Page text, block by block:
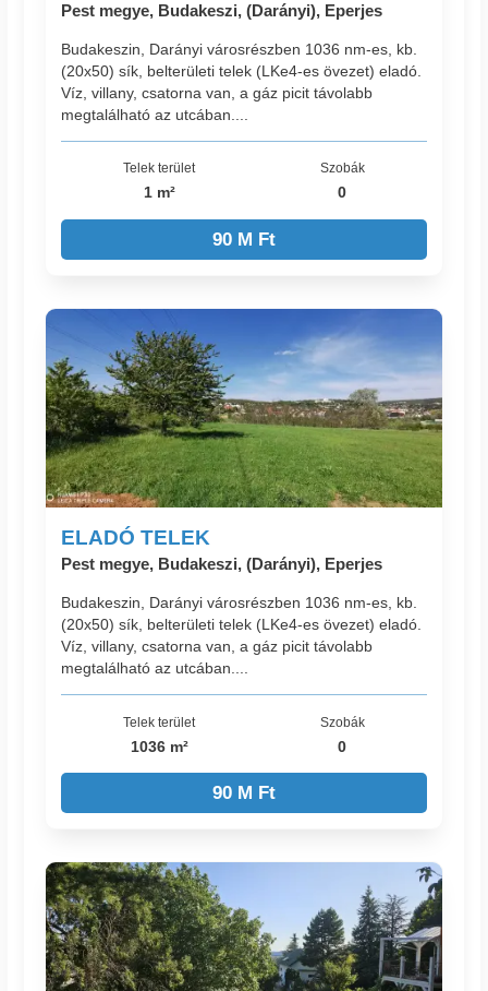
Pest megye, Budakeszi, (Darányi), Eperjes
Budakeszin, Darányi városrészben 1036 nm-es, kb.
(20x50) sík, belterületi telek (LKe4-es övezet) eladó.
Víz, villany, csatorna van, a gáz picit távolabb
megtalálható az utcában....
Telek terület
1 m²
Szobák
0
90 M Ft
ELADÓ TELEK
Pest megye, Budakeszi, (Darányi), Eperjes
Budakeszin, Darányi városrészben 1036 nm-es, kb.
(20x50) sík, belterületi telek (LKe4-es övezet) eladó.
Víz, villany, csatorna van, a gáz picit távolabb
megtalálható az utcában....
Telek terület
1036 m²
Szobák
0
90 M Ft